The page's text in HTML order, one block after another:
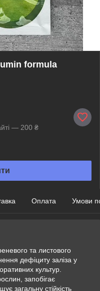
formula
— 200 ₴
Оплата Умови
та листового
дефіциту заліза у
культур.
запобігає
загальну стійкість